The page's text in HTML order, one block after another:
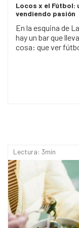
Locos x el Fútbol:
vendiendo pasión
En la esquina de
hay un bar que
cosa: que ver
Lectura: 3min